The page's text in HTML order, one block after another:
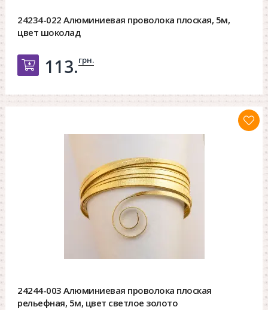
24234-022 Алюминиевая проволока плоская, 5м,
цвет шоколад
Добавить в корзину
113.грн.
24244-003 Алюминиевая проволока плоская
рельефная, 5м, цвет светлое золото